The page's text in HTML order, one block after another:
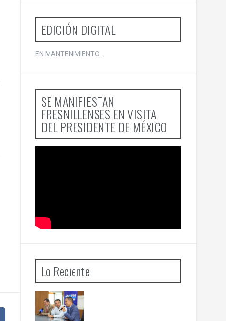
:
EDICIÓN DIGITAL
EN MANTENIMIENTO...
SE MANIFIESTAN
FRESNILLENSES EN VISITA
DEL PRESIDENTE DE MÉXICO
Lo Reciente